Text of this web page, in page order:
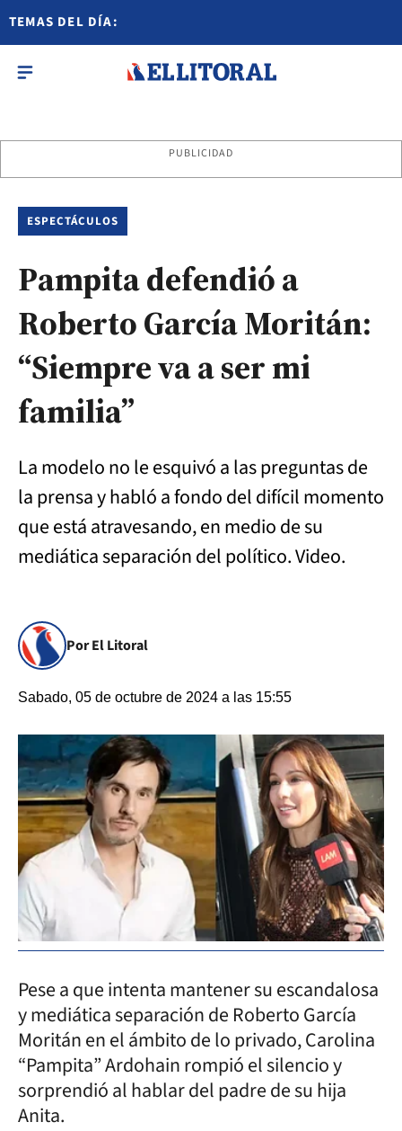
TEMAS DEL DÍA:
PUBLICIDAD
ESPECTÁCULOS
Pampita defendió a
Roberto García Moritán:
“Siempre va a ser mi
familia”
La modelo no le esquivó a las preguntas de
la prensa y habló a fondo del difícil momento
que está atravesando, en medio de su
mediática separación del político. Video.
Por El Litoral
Sabado, 05 de octubre de 2024 a las 15:55
Pese a que intenta mantener su escandalosa
y mediática separación de Roberto García
Moritán en el ámbito de lo privado, Carolina
“Pampita” Ardohain rompió el silencio y
sorprendió al hablar del padre de su hija
Anita.